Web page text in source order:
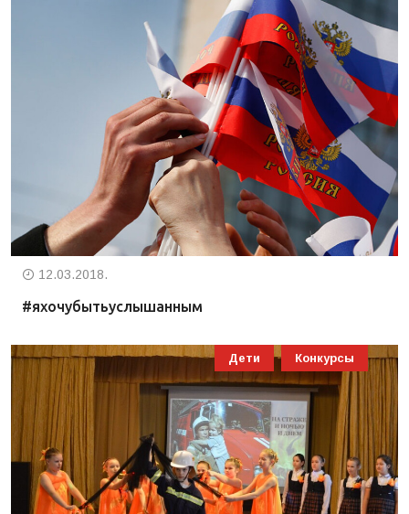
12.03.2018.
#яхочубытьуслышанным
Дети Конкурсы